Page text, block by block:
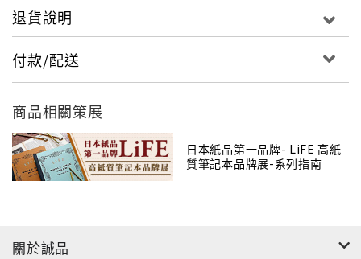
刺眼，每個細節都仔細思考注意。
商品名稱：信紙
商品尺寸：14.8 X 21 X 0 cm
材質：紙
退貨說明
付款/配送
商品相關策展
日本紙品第一品牌- LiFE 高紙
質筆記本品牌展-系列指南
關於誠品